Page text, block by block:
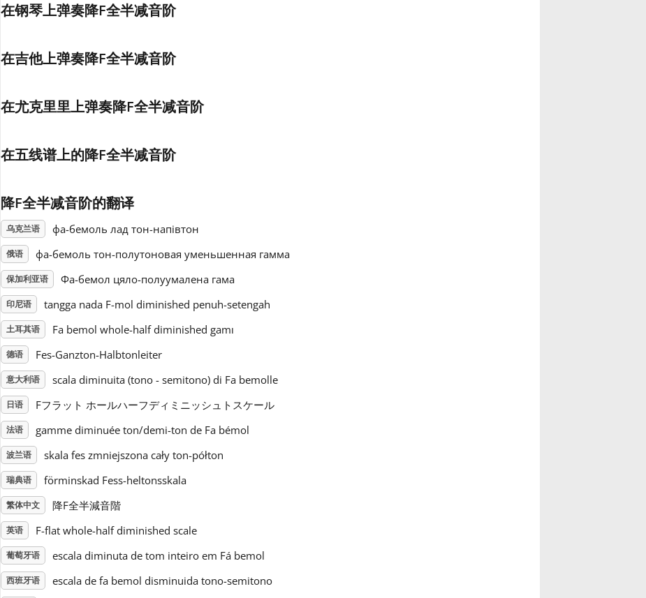
在钢琴上弹奏降F全半减音阶
在吉他上弹奏降F全半减音阶
在尤克里里上弹奏降F全半减音阶
在五线谱上的降F全半减音阶
降F全半减音阶的翻译
乌克兰语 фа-бемоль лад тон-напівтон
俄语 фа-бемоль тон-полутоновая уменьшенная гамма
保加利亚语 Фа-бемол цяло-полуумалена гама
印尼语 tangga nada F-mol diminished penuh-setengah
土耳其语 Fa bemol whole-half diminished gamı
德语 Fes-Ganzton-Halbtonleiter
意大利语 scala diminuita (tono - semitono) di Fa bemolle
日语 Fフラット ホールハーフディミニッシュトスケール
法语 gamme diminuée ton/demi-ton de Fa bémol
波兰语 skala fes zmniejszona cały ton-półton
瑞典语 förminskad Fess-heltonsskala
繁体中文 降F全半減音階
英语 F-flat whole-half diminished scale
葡萄牙语 escala diminuta de tom inteiro em Fá bemol
西班牙语 escala de fa bemol disminuida tono-semitono